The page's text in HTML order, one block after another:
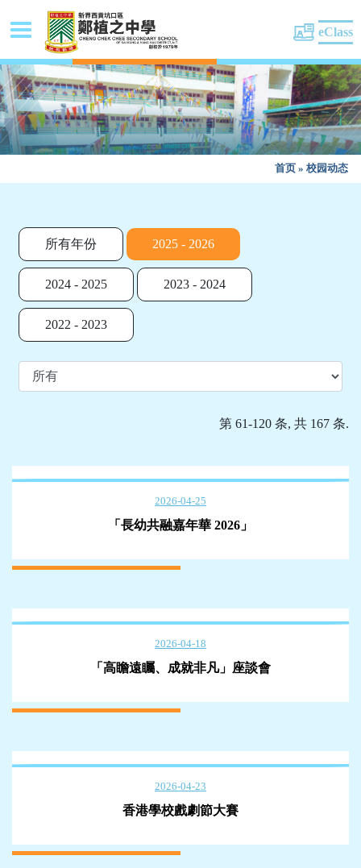
eClass
首页 » 校园动态
所有年份 2025 - 2026
2024 - 2025 2023 - 2024
2022 - 2023
第 61-120 条, 共 167 条.
2026-04-25
「長幼共融嘉年華 2026」
2026-04-18
「高瞻遠矚、成就非凡」座談會
2026-04-23
香港學校戲劇節大賽